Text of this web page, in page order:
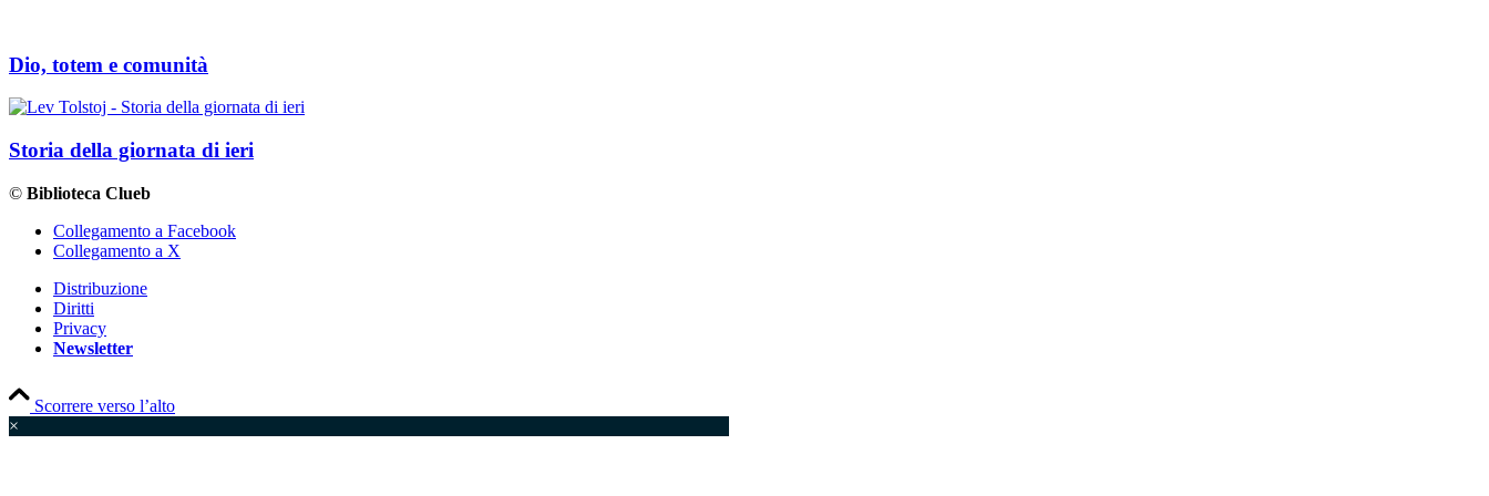
Dio, totem e comunità
Storia della giornata di ieri
© Biblioteca Clueb
Collegamento a Facebook
Collegamento a X
Distribuzione
Diritti
Privacy
Newsletter
Scorrere verso l’alto
×